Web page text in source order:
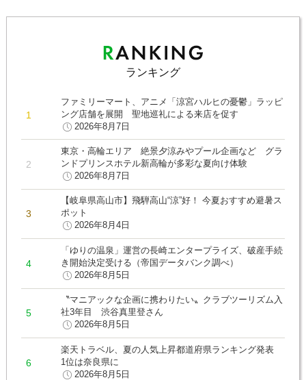
ランキング
ファミリーマート、アニメ「涼宮ハルヒの憂鬱」ラッピ
ング店舗を展開 聖地巡礼による来店を促す
2026年8月7日
東京・高輪エリア 絶景夕涼みやプール企画など グラ
ンドプリンスホテル新高輪が多彩な夏向け体験
2026年8月7日
【岐阜県高山市】飛騨高山“涼”好！ 今夏おすすめ避暑ス
ポット
2026年8月4日
「ゆりの温泉」運営の長崎エンタープライズ、破産手続
き開始決定受ける（帝国データバンク調べ）
2026年8月5日
〝マニアックな企画に携わりたい〟クラブツーリズム入
社3年目 渋谷真里登さん
2026年8月5日
楽天トラベル、夏の人気上昇都道府県ランキング発表
1位は奈良県に
2026年8月5日